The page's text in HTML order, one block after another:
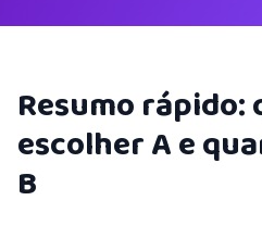
Resumo rápido:
escolher A e
B